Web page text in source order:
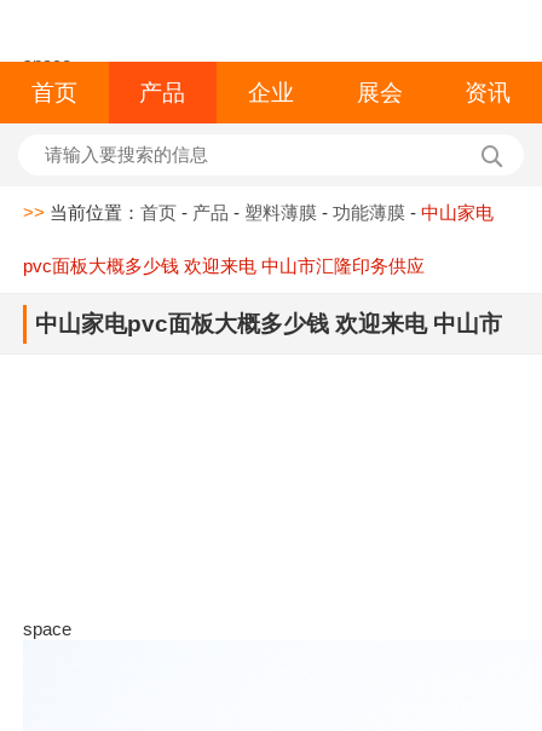
space
首页 产品 企业 展会 资讯
>> 当前位置：首页 - 产品 - 塑料薄膜 -功能薄膜 -中山家电
pvc面板大概多少钱 欢迎来电 中山市汇隆印务供应
中山家电pvc面板大概多少钱 欢迎来电 中山市
space